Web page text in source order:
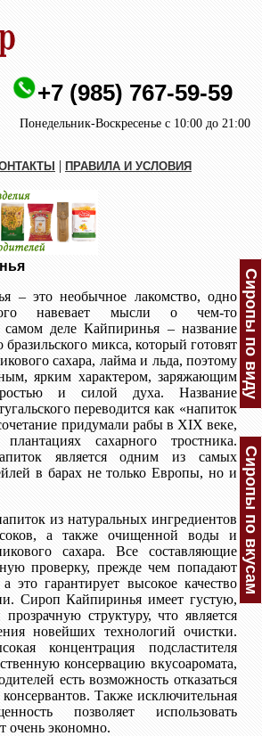
+7 (985) 767-59-59
Понедельник-Воскресенье с 10:00 до 21:00
| ПРАВИЛА И УСЛОВИЯ
– это необычное лакомство, одно
навевает мысли о чем-то
самом деле Кайпиринья – название
бразильского микса, который готовят
сахара, лайма и льда, поэтому
ярким характером, заряжающим
и силой духа. Название
переводится как «напиток
придумали рабы в XIX веке,
сахарного тростника.
является одним из самых
в барах не только Европы, но и
из натуральных ингредиентов
а также очищенной воды и
сахара. Все составляющие
проверку, прежде чем попадают
это гарантирует высокое качество
Сироп Кайпиринья имеет густую,
структуру, что является
новейших технологий очистки.
концентрация подсластителя
консервацию вкусоаромата,
есть возможность отказаться
Также исключительная
позволяет использовать
очень экономно.
Сиропы по виду
Сиропы по вкусам